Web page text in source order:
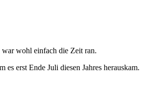
war wohl einfach die Zeit ran.
erst Ende Juli diesen Jahres herauskam.